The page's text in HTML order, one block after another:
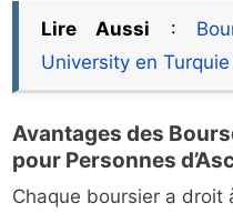
Lire Aussi :
University en
Avantages des
pour Personnes
Chaque boursier a droit